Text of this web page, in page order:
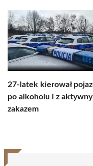
27-latek kierował
po alkoholu i z
zakazem